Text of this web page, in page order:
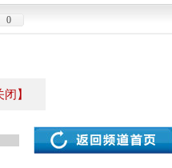
0
闭】